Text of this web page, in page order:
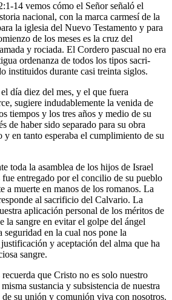
14 vemos cómo el Señor señaló el
nacional, con la marca carmesí de la
la iglesia del Nuevo Testamento y para
de los meses es la cruz del
y rociada. El Cordero pascual no era
ordenanza de todos los tipos sacri-
instituidos durante casi treinta siglos.
día diez del mes, y el que fuera
sugiere indudablemente la venida de
tiempos y los tres años y medio de su
de haber sido separado para su obra
y en tanto esperaba el cumplimiento de su
toda la asamblea de los hijos de Israel
fue entregado por el concilio de su pueblo
a muerte en manos de los romanos. La
al sacrificio del Calvario. La
aplicación personal de los méritos de
la sangre en evitar el golpe del ángel
seguridad en la cual nos pone la
y aceptación del alma que ha
sangre.
que Cristo no es solo nuestro
sustancia y subsistencia de nuestra
su unión y comunión viva con nosotros.